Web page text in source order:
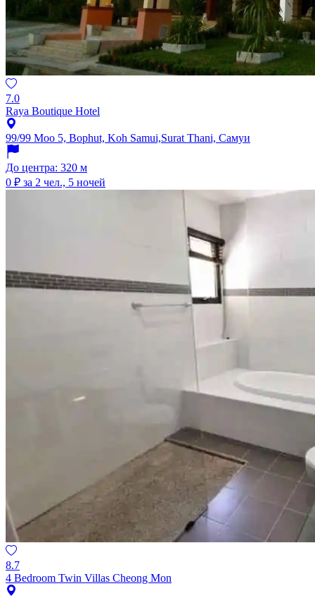
7.0
Raya Boutique Hotel
99/99 Moo 5, Bophut, Koh Samui,Surat Thani, Самуи
До центра: 320 м
0 ₽ за 2 чел., 5 ночей
8.7
4 Bedroom Twin Villas Cheong Mon